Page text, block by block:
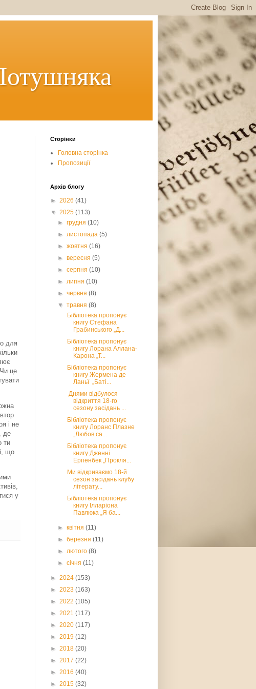
для
це
і не
де
ти
що
у
Сторінки
Головна сторінка
Пропозиції
Архів блогу
► 2026 (41)
▼ 2025 (113)
►грудня(10)
►листопада(5)
►жовтня(16)
►вересня(5)
►серпня(10)
►липня(10)
►червня(8)
▼травня(8)
Бібліотека пропонує
книгу Стефана
Грабинського „Д...
Бібліотека пропонує
книгу Лорана Аллана-
Карона „Т...
Бібліотека пропонує
книгу Жермена де
Ланьї „Баті...
Днями відбулося
відкриття 18-го
сезону засідань ...
Бібліотека пропонує
книгу Лоранс Плазне
„Любов са...
Бібліотека пропонує
книгу Дженні
Ерпенбек „Прокля...
Ми відкриваємо 18-й
сезон засідань клубу
літерату...
Бібліотека пропонує
книгу Ілларіона
Павлюка „Я ба...
►квітня(11)
►березня(11)
►лютого(8)
►січня(11)
► 2024 (153)
► 2023 (163)
► 2022 (105)
► 2021 (117)
► 2020 (117)
► 2019 (12)
► 2018 (20)
► 2017 (22)
► 2016 (40)
► 2015 (32)